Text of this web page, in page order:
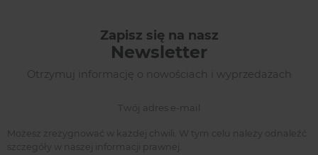
Zapisz się na nasz
Newsletter
Otrzymuj informację o nowościach i wyprzedażach
Możesz zrezygnować w każdej chwili. W tym celu należy odnaleźć
szczegóły w naszej informacji prawnej.